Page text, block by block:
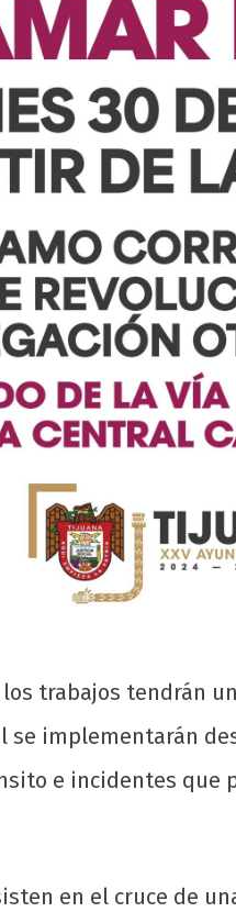
trabajos tendrán
se implementarán
e incidentes que
en el cruce de